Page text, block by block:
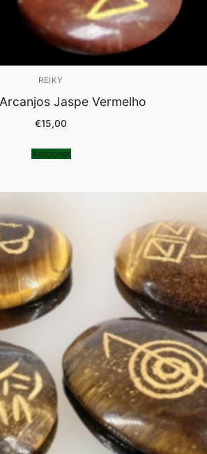
REIKY
Jaspe Vermelho
€15,00
Adicionar